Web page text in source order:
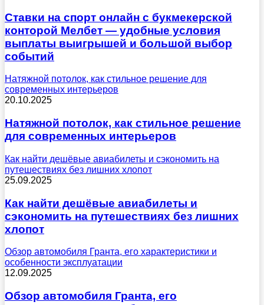
Ставки на спорт онлайн с букмекерской
конторой Мелбет — удобные условия
выплаты выигрышей и большой выбор
событий
Натяжной потолок, как стильное решение для
современных интерьеров
20.10.2025
Натяжной потолок, как стильное решение
для современных интерьеров
Как найти дешёвые авиабилеты и сэкономить на
путешествиях без лишних хлопот
25.09.2025
Как найти дешёвые авиабилеты и
сэкономить на путешествиях без лишних
хлопот
Обзор автомобиля Гранта, его характеристики и
особенности эксплуатации
12.09.2025
Обзор автомобиля Гранта, его